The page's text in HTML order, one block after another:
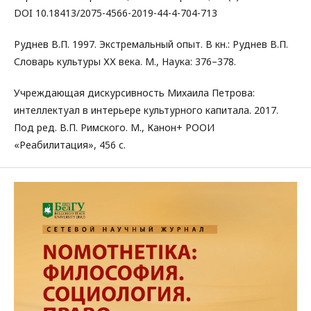
DOI 10.18413/2075-4566-2019-44-4-704-713
Руднев В.П. 1997. Экстремальный опыт. В кн.: Руднев В.П.
Словарь культуры ХХ века. М., Наука: 376–378.
Учреждающая дискурсивность Михаила Петрова:
интеллектуал в интерьере культурного капитала. 2017.
Под ред. В.П. Римского. М., Канон+ РООИ
«Реабилитация», 456 с.